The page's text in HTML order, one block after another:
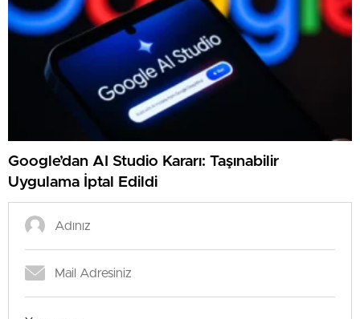
Google’dan AI Studio Kararı: Taşınabilir
Uygulama İptal Edildi